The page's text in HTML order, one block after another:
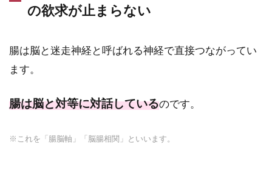
の欲求が止まらない
腸は脳と迷走神経と呼ばれる神経で直接つながってい
ます。
腸は脳と対等に対話しているのです。
※これを「腸脳軸」「脳腸相関」といいます。